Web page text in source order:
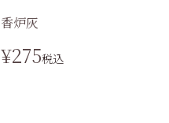
香炉灰
¥275税込